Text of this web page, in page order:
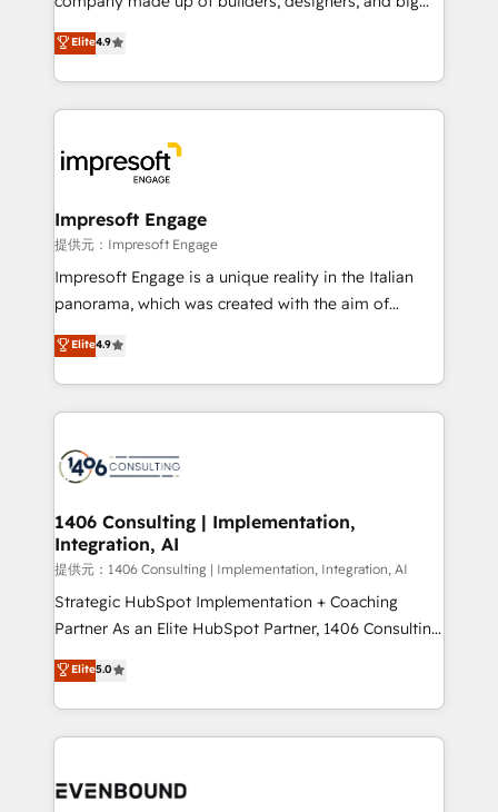
Platform Migration Excellence. • Top 3 Partner of the
Year LATAM 2022, 2023, 2024, 2025. • Partner of the
business with HubSpot? Let Cebra’s experts help
you grow faster, smarter, and with impact.
thinkers. We blend strategy, design, and
development—always fueled by curiosity—to turn
ideas, opportunities, and challenges into meaningful
experiences. To us, technology is more than just
and—most importantly—simple. That’s why we lean
into bold ideas and shape them into thoughtful
products and strategies that actually make a
difference.
Elite4.9
Impresoft Engage
提供元：Impresoft Engage
Impresoft Engage is a unique reality in the Italian
panorama, which was created with the aim of
putting Customer Experience at the center by
creating digital environments capable of integrating
people, processes and data. We offer the best
digital solutions on the market, ranging from CRM
marketing automation to online and offline sales
allowing companies to optimize processes and meet
the needs of the customer. We are part of Impresoft
Group, a group of specialized and complementary
companies that divide their offer into 4
Competence Centers: Smart Manufacturing,
The synergies generated by these integrations,
together with the combination of talents, skills,
to accompany companies on their digital
Elite4.9
1406 Consulting | Implementation,
Integration, AI
提供元：1406 Consulting | Implementation, Integration, AI
Strategic HubSpot Implementation + Coaching
Partner As an Elite HubSpot Partner, 1406 Consulting
helps mid-market revenue teams transform how
they sell, market, and serve. We don't just build your
HubSpot—we teach your team to own it, then stay
to help you keep winning. What We Do ⚙️ CRM
Data & Content 📈 Sales & Marketing Alignment +
Elite5.0